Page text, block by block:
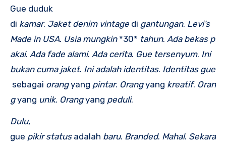
Gue duduk
di kamar. Jaket denim vintage di gantungan. Levi’s
Made in USA. Usia mungkin*30* tahun. Ada bekas p
akai. Ada fade alami. Ada cerita. Gue tersenyum. Ini
bukan cuma jaket. Ini adalah identitas. Identitas gue
sebagai orangyang pintar. Orangyang kreatif. Oran
gyang unik. Orangyang peduli.
Dulu,
gue pikir statusadalah baru. Branded. Mahal. Sekara